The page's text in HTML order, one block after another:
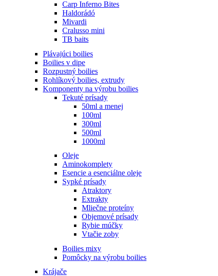
Carp Inferno Bites
Haldorádó
Mivardi
Cralusso mini
TB baits
Plávajúci boilies
Boilies v dipe
Rozpustný boilies
Rohlíkový boilies, extrudy
Komponenty na výrobu boilies
Tekuté prísady
50ml a menej
100ml
300ml
500ml
1000ml
Oleje
Aminokomplety
Esencie a esenciálne oleje
Sypké prísady
Atraktory
Extrakty
Mliečne proteíny
Objemové prísady
Rybie múčky
Vtačie zoby
Boilies mixy
Pomôcky na výrobu boilies
Krájače